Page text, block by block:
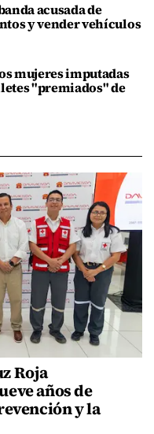
acusada de
y vender vehículos
mujeres imputadas
"premiados" de
Roja
años de
y la